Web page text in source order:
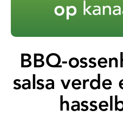
BBQ-
salsa verde